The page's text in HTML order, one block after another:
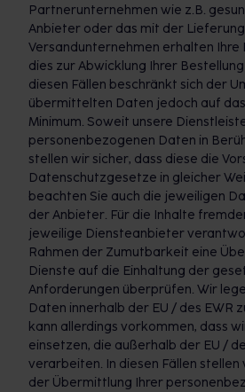
Partnerunternehmen wie z.B.
Anbieter oder das mit der
Versandunternehmen erhalten Ihre
dies zur Abwicklung Ihrer
diesen Fällen beschränkt sich der
übermittelten Daten jedoch auf
Minimum. Soweit unsere
personenbezogenen Daten in
stellen wir sicher, dass diese die
Datenschutzgesetze in gleicher
beachten Sie auch die jeweiligen
der Anbieter. Für die Inhalte
jeweilige Diensteanbieter
Rahmen der Zumutbarkeit eine
Dienste auf die Einhaltung der
Anforderungen überprüfen. Wir
Daten innerhalb der EU / des EWR
kann allerdings vorkommen, dass
einsetzen, die außerhalb der EU /
verarbeiten. In diesen Fällen stellen
der Übermittlung Ihrer